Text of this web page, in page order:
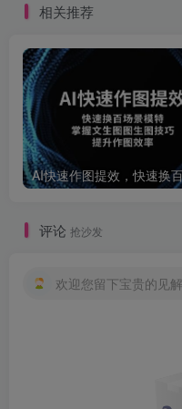
相关推荐
评论 抢沙发
欢迎您留下宝贵的见解